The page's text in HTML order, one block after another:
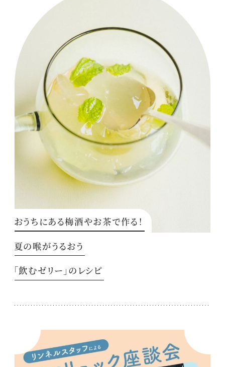
おうちにある梅酒やお茶で作る！
夏の喉がうるおう
「飲むゼリー」のレシピ